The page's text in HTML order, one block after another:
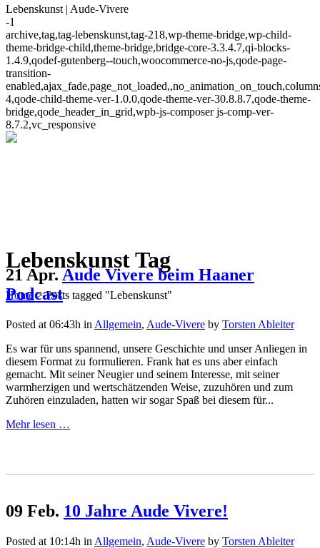
Lebenskunst | Aude-Vivere
-1
archive,tag,tag-lebenskunst,tag-218,wp-theme-bridge,wp-child-
theme-bridge-child,theme-bridge,bridge-core-3.3.4.7,qi-blocks-
1.4.9,qodef-gutenberg--touch,woocommerce-no-js,qode-page-
transition-
4,qode-child-theme-ver-1.0.0,qode-theme-ver-30.8.8.7,qode-theme-
bridge,qode_header_in_grid,wpb-js-composer js-comp-ver-
8.7.2,vc_responsive
Lebenskunst Tag
Home >Posts tagged "Lebenskunst"
21 Apr. Aude Vivere beim Haaner
Podcast
Posted at 06:43h in Allgemein, Aude-Vivere by Torsten Ableiter
Es war für uns spannend, unsere Geschichte und unser Anliegen in
diesem Format zu formulieren. Frank hat es uns aber einfach
gemacht. Mit seiner Neugier und seinem Interesse, mit seiner
warmherzigen und wertschätzenden Weise, zuzuhören und zum
Zuhören einzuladen, hatten wir sogar Spaß bei diesem für...
Mehr lesen …
09 Feb. 10 Jahre Aude Vivere!
Posted at 10:14h in Allgemein, Aude-Vivere by Torsten Ableiter